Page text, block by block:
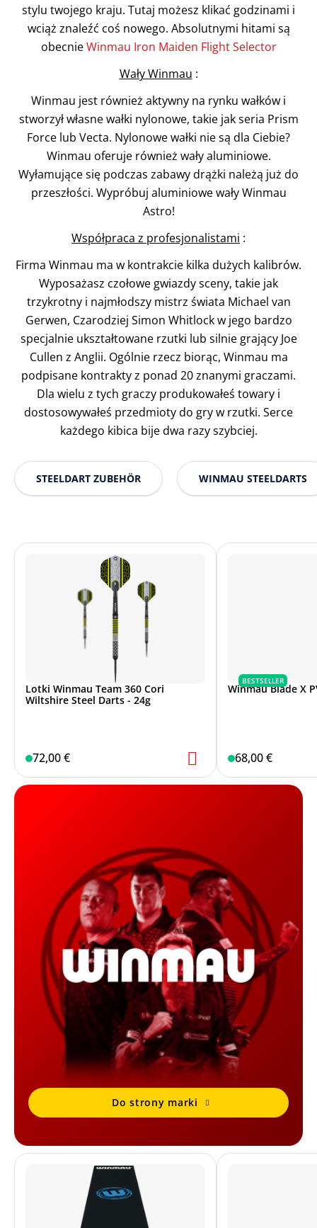
stylu twojego kraju. Tutaj możesz klikać godzinami i
wciąż znaleźć coś nowego. Absolutnymi hitami są
obecnieWinmau Iron Maiden Flight Selector
Wały Winmau :
Winmau jest również aktywny na rynku wałków i
stworzył własne wałki nylonowe, takie jak seria Prism
Force lub Vecta. Nylonowe wałki nie są dla Ciebie?
Winmau oferuje również wały aluminiowe.
Wyłamujące się podczas zabawy drążki należą już do
przeszłości. Wypróbuj aluminiowe wały Winmau
Astro!
Współpraca z profesjonalistami :
Firma Winmau ma w kontrakcie kilka dużych kalibrów.
Wyposażasz czołowe gwiazdy sceny, takie jak
trzykrotny i najmłodszy mistrz świata Michael van
Gerwen, Czarodziej Simon Whitlock w jego bardzo
specjalnie ukształtowane rzutki lub silnie grający Joe
Cullen z Anglii. Ogólnie rzecz biorąc, Winmau ma
podpisane kontrakty z ponad 20 znanymi graczami.
Dla wielu z tych graczy produkowałeś towary i
dostosowywałeś przedmioty do gry w rzutki. Serce
każdego kibica bije dwa razy szybciej.
STEELDART ZUBEHÖR WINMAU STEELDARTS
Lotki Winmau Team 360 Cori
Wiltshire Steel Darts - 24g
72,00 €
BESTSELLER
Winmau Blade X
68,00 €
Do strony marki